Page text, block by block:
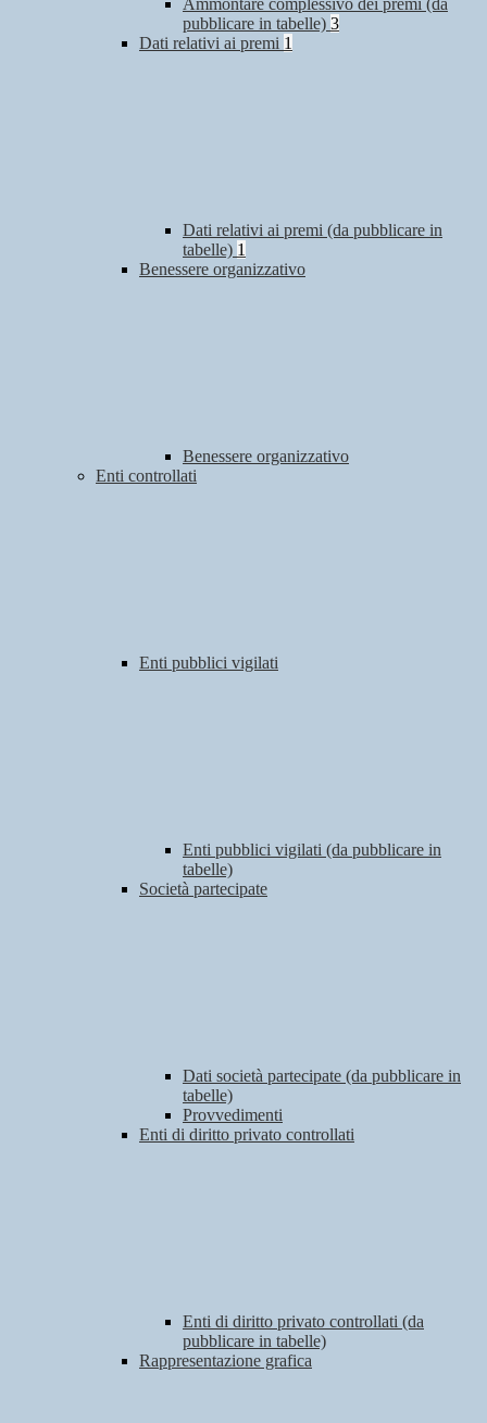
Ammontare complessivo dei premi (da
pubblicare in tabelle) 3
Dati relativi ai premi 1
Dati relativi ai premi (da pubblicare in
tabelle) 1
Benessere organizzativo
Benessere organizzativo
Enti controllati
Enti pubblici vigilati
Enti pubblici vigilati (da pubblicare in
tabelle)
Società partecipate
Dati società partecipate (da pubblicare in
tabelle)
Provvedimenti
Enti di diritto privato controllati
Enti di diritto privato controllati (da
pubblicare in tabelle)
Rappresentazione grafica